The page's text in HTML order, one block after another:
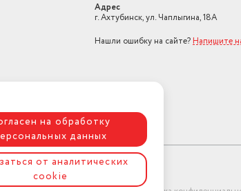
Адрес
г. Ахтубинск, ул. Чаплыгина, 18А
Нашли ошибку на сайте? Напишите
на обработку
данных
от аналитических
cookie